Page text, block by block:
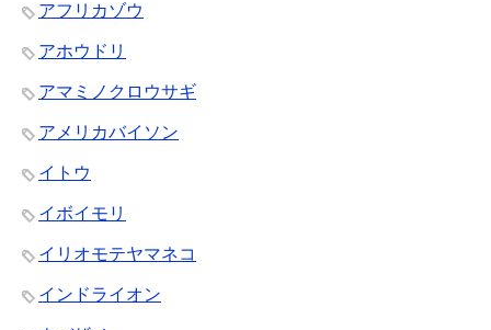
アフリカゾウ
アホウドリ
アマミノクロウサギ
アメリカバイソン
イトウ
イボイモリ
イリオモテヤマネコ
インドライオン